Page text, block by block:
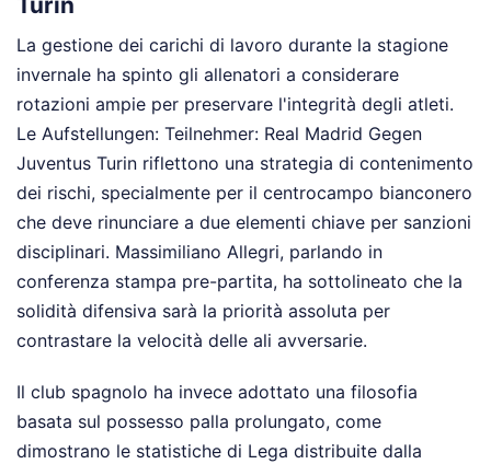
La gestione dei carichi di lavoro durante la stagione
invernale ha spinto gli allenatori a considerare
rotazioni ampie per preservare l'integrità degli atleti.
Le Aufstellungen: Teilnehmer: Real Madrid Gegen
Juventus Turin riflettono una strategia di contenimento
dei rischi, specialmente per il centrocampo bianconero
che deve rinunciare a due elementi chiave per sanzioni
disciplinari. Massimiliano Allegri, parlando in
conferenza stampa pre-partita, ha sottolineato che la
solidità difensiva sarà la priorità assoluta per
contrastare la velocità delle ali avversarie.
Il club spagnolo ha invece adottato una filosofia
basata sul possesso palla prolungato, come
dimostrano le statistiche di Lega distribuite dalla